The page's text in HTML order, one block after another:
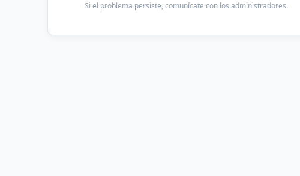
Si el problema persiste, comunícate con los administradores.